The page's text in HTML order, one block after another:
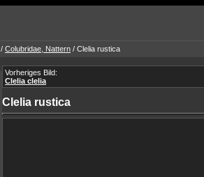
/ Colubridae, Nattern / Clelia rustica
Vorheriges Bild:
Clelia clelia
Clelia rustica